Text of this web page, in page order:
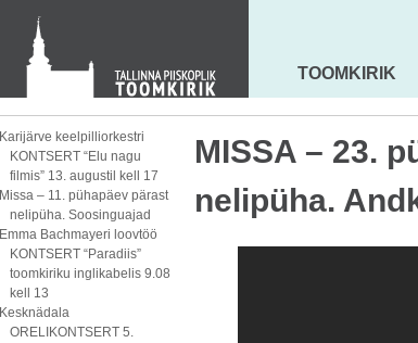
KONTAKT
Toom-Kooli 6, 10130 TALLINN
tallinna.toom@eelk.ee
MAARJA KIRIK
TOOMKIRIK
Karijärve keelpilliorkestri
KONTSERT “Elu nagu
filmis” 13. augustil kell 17
Missa – 11. pühapäev pärast
nelipüha. Soosinguajad
Emma Bachmayeri loovtöö
KONTSERT “Paradiis”
toomkiriku inglikabelis 9.08
kell 13
Kesknädala
ORELIKONTSERT 5.
MISSA – 23.
nelipüha.